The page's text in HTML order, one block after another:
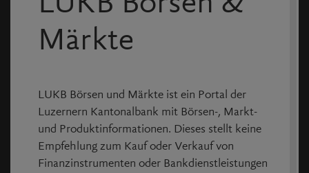
Partners Group verhandelt exklusiv über Kauf
von Aroma-Zone
18:44
Presse: Partners Group steht vor Übernahme
03.08.2026Foundation Risk Partners mit KI
13:15
31.07.2026
Partners Group verkauft Zabka-Anteil an
Couche-Tard
09:55
16.07.2026
Partners Group-Aktien fallen nach H1-Eckdaten
stark
Märkte
LUKB Börsen und Märkte ist ein Portal der
Luzernern Kantonalbank mit Börsen-, Markt-
und Produktinformationen. Dieses stellt keine
Empfehlung zum Kauf oder Verkauf von
Finanzinstrumenten oder Bankdienstleistungen